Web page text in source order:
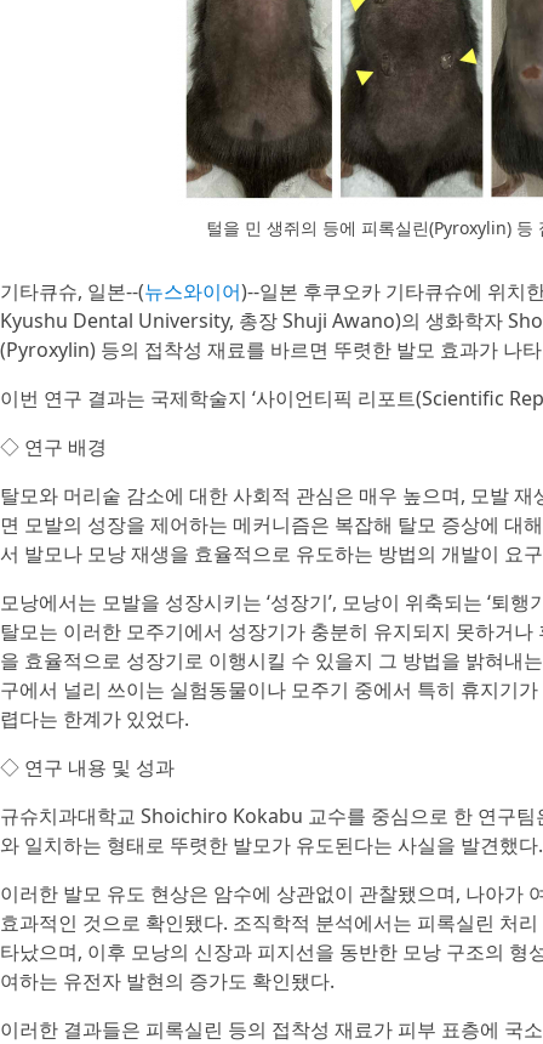
털을 민 생쥐의 등에 피록실린(Pyroxylin)
기타큐슈, 일본--(뉴스와이어)--일본 후쿠오카 기타큐슈에 위
Kyushu Dental University, 총장 Shuji Awano)의 생화학자
(Pyroxylin) 등의 접착성 재료를 바르면 뚜렷한 발모 효과가 나
이번 연구 결과는 국제학술지 ‘사이언티픽 리포트(Scientific
◇ 연구 배경
탈모와 머리숱 감소에 대한 사회적 관심은 매우 높으며, 모발
면 모발의 성장을 제어하는 메커니즘은 복잡해 탈모 증상에 대
서 발모나 모낭 재생을 효율적으로 유도하는 방법의 개발이 요
모낭에서는 모발을 성장시키는 ‘성장기’, 모낭이 위축되는 ‘퇴행
탈모는 이러한 모주기에서 성장기가 충분히 유지되지 못하거
을 효율적으로 성장기로 이행시킬 수 있을지 그 방법을 밝혀내
구에서 널리 쓰이는 실험동물이나 모주기 중에서 특히 휴지기
렵다는 한계가 있었다.
◇ 연구 내용 및 성과
규슈치과대학교 Shoichiro Kokabu 교수를 중심으로 한 연구
와 일치하는 형태로 뚜렷한 발모가 유도된다는 사실을 발견했다.
이러한 발모 유도 현상은 암수에 상관없이 관찰됐으며, 나아가
효과적인 것으로 확인됐다. 조직학적 분석에서는 피록실린 처
타났으며, 이후 모낭의 신장과 피지선을 동반한 모낭 구조의
여하는 유전자 발현의 증가도 확인됐다.
이러한 결과들은 피록실린 등의 접착성 재료가 피부 표층에 국